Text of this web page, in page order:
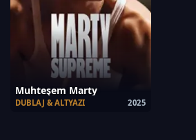
Muhteşem Marty
2025
DUBLAJ & ALTYAZI